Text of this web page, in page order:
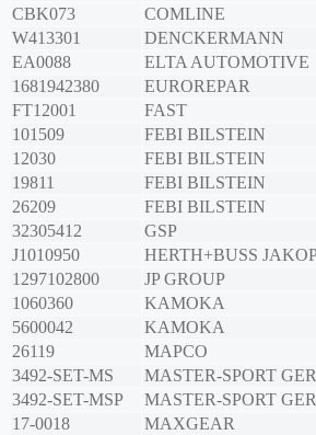
CBK073
COMLINE
W413301
DENCKERMANN
EA0088
ELTA AUTOMOTIVE
1681942380
EUROREPAR
FT12001
FAST
101509
FEBI BILSTEIN
12030
FEBI BILSTEIN
19811
FEBI BILSTEIN
26209
FEBI BILSTEIN
32305412
GSP
J1010950
HERTH+BUSS
1297102800
JP GROUP
1060360
KAMOKA
5600042
KAMOKA
26119
MAPCO
3492-SET-MS
MASTER-SPORT
3492-SET-MSP
MASTER-SPORT
17-0018
MAXGEAR